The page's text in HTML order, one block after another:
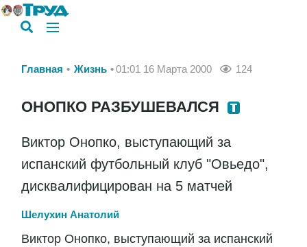
Главная Жизнь 01:01 16 Марта 2000 124
ОНОПКО РАЗБУШЕВАЛСЯ
Виктор Онопко, выступающий за
испанский футбольный клуб "Овьедо",
дисквалифицирован на 5 матчей
Шелухин Анатолий
Виктор Онопко, выступающий за испанский